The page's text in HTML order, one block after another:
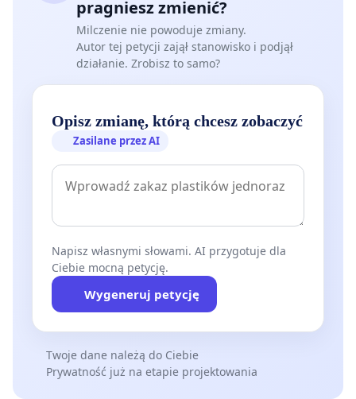
pragniesz zmienić?
Milczenie nie powoduje zmiany.
Autor tej petycji zajął stanowisko i podjął
działanie. Zrobisz to samo?
Opisz zmianę, którą chcesz zobaczyć
Zasilane przez AI
Napisz własnymi słowami. AI przygotuje dla
Ciebie mocną petycję.
Wygeneruj petycję
Twoje dane należą do Ciebie
Prywatność już na etapie projektowania